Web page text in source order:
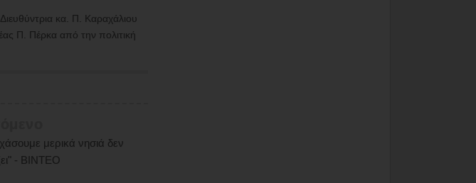
κα. Π. Καραχάλιου
Π. Πέρκα από την πολιτική
μερικά νησιά δεν
- ΒΙΝΤΕΟ